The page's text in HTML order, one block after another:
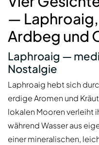
—
Ardbeg und
Laphroaig —
Nostalgie
Laphroaig hebt sich
erdige Aromen und
lokalen Mooren verleiht
während Wasser aus
einer mineralischen,